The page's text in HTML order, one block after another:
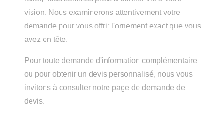
vision. Nous examinerons attentivement votre
demande pour vous offrir l'ornement exact que vous
avez en tête.
Pour toute demande d'information complémentaire
ou pour obtenir un devis personnalisé, nous vous
invitons à consulter notre page de demande de
devis.